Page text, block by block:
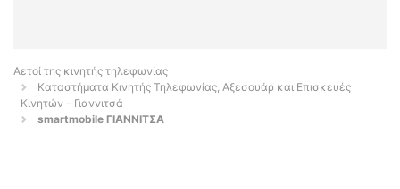
Αετοί της κινητής τηλεφωνίας
Καταστήματα Κινητής Τηλεφωνίας, Αξεσουάρ και Επισκευές
Κινητών - Γιαννιτσά
smartmobile ΓΙΑΝΝΙΤΣΑ